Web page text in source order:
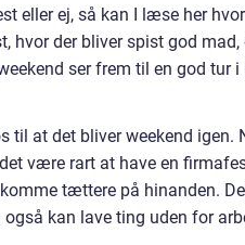
eller ej, så kan I læse her
hvor der bliver spist god
ser frem til en god tur
at det bliver weekend igen.
være rart at have en
tættere på hinanden.
kan lave ting uden for